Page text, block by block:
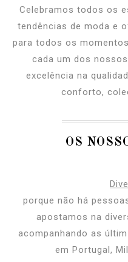
Celebramos todos os
tendências de moda e
para todos os
cada um dos
excelência na
conforto,
OS
porque não há
apostamos na
acompanhando as
em Portugal,